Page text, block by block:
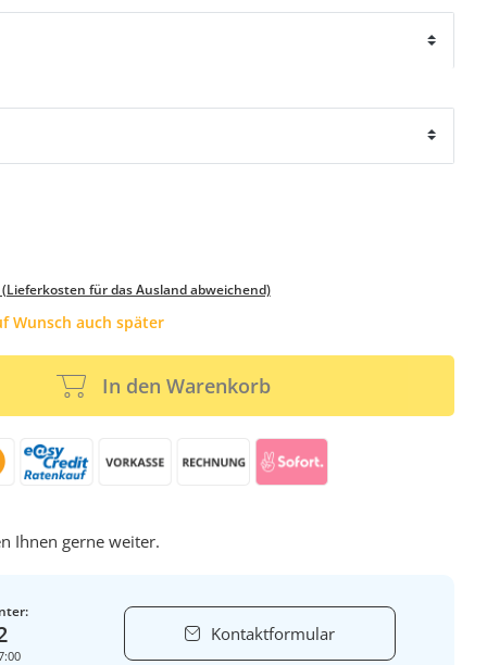
für das Ausland abweichend)
Wunsch auch später
In den Warenkorb
Ihnen gerne weiter.
Kontaktformular